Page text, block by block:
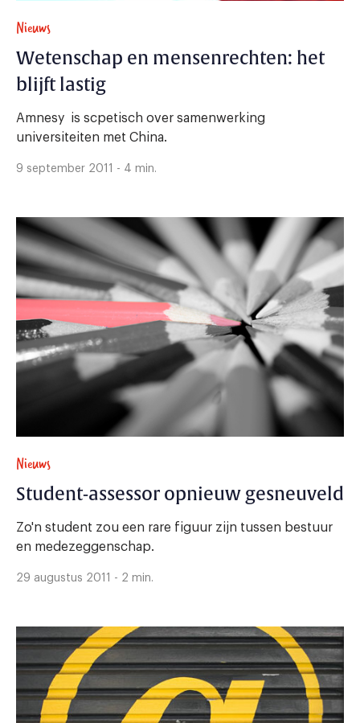
Nieuws
Wetenschap en mensenrechten: het
blijft lastig
Amnesy is scpetisch over samenwerking
universiteiten met China.
9 september 2011 - 4 min.
Nieuws
Student-assessor opnieuw gesneuveld
Zo'n student zou een rare figuur zijn tussen bestuur
en medezeggenschap.
29 augustus 2011 - 2 min.